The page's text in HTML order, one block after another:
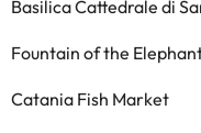
Basilica Cattedrale di
Fountain of the
Catania Fish Market